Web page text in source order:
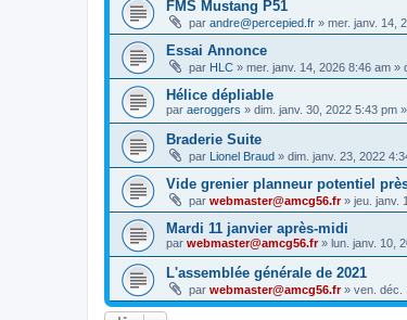
FMS Mustang P51
par andre@percepied.fr » mer. janv. 14,
Essai Annonce
par HLC » mer. janv. 14, 2026 8:46 am »
Hélice dépliable
par aeroggers » dim. janv. 30, 2022 5:43 pm
Braderie Suite
par Lionel Braud » dim. janv. 23, 2022
Vide grenier planneur potentiel
par webmaster@amcg56.fr» jeu. janv.
Mardi 11 janvier après-midi
par webmaster@amcg56.fr» lun. janv. 10,
L'assemblée générale de 2021
par webmaster@amcg56.fr» ven. déc.